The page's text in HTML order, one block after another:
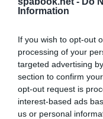
Information
If you wish to opt-out
processing of your
targeted advertising
section to confirm
opt-out request is
interest-based ads
us or personal